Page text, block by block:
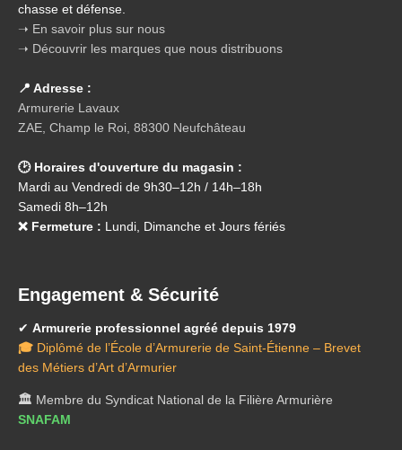
chasse et défense.
➝ En savoir plus sur nous
➝ Découvrir les marques que nous distribuons
📍 Adresse :
Armurerie Lavaux
ZAE, Champ le Roi, 88300 Neufchâteau
🕑 Horaires d'ouverture du magasin :
Mardi au Vendredi de 9h30–12h / 14h–18h
Samedi 8h–12h
❌ Fermeture : Lundi, Dimanche et Jours fériés
Engagement & Sécurité
✔ Armurerie professionnel agréé depuis 1979
🎓 Diplômé de l’École d’Armurerie de Saint-Étienne – Brevet
des Métiers d’Art d’Armurier
🏛️ Membre du Syndicat National de la Filière Armurière
SNAFAM